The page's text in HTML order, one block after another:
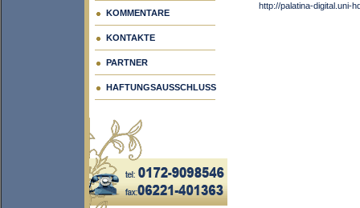
KOMMENTARE
KONTAKTE
PARTNER
HAFTUNGSAUSSCHLUSS
http://palatina-digital.uni-